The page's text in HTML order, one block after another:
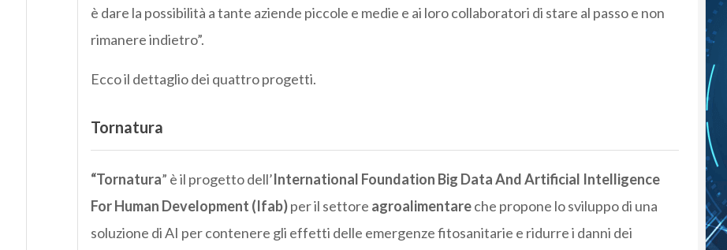
è dare la possibilità a tante aziende piccole e medie e ai loro collaboratori di stare al passo e non
rimanere indietro”.
Ecco il dettaglio dei quattro progetti.
Tornatura
“Tornatura” è il progetto dell’International Foundation Big Data And Artificial Intelligence
For Human Development (Ifab)per il settore agroalimentareche propone lo sviluppo di una
soluzione di AI per contenere gli effetti delle emergenze fitosanitarie e ridurre i danni dei